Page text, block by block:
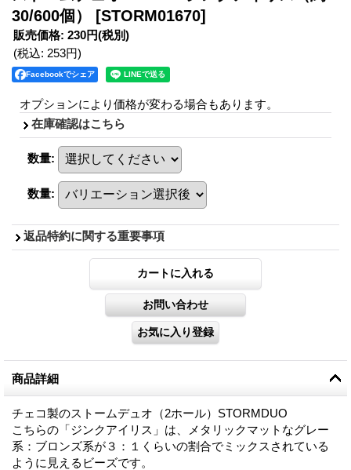
30/600個） [STORM01670]
販売価格: 230円(税別)
(税込: 253円)
Facebookでシェア
オプションにより価格が変わる場合もあります。
在庫確認はこちら
数量:
数量:
返品特約に関する重要事項
商品詳細
チェコ製のストームデュオ（2ホール）STORMDUO
こちらの「ジンクアイリス」は、メタリックマットなグレー
系：ブロンズ系が３：１くらいの割合でミックスされている
ように見えるビーズです。